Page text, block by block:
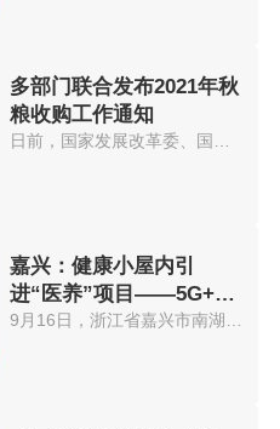
多部门联合发布2021年秋
粮收购工作通知
嘉兴：健康小屋内引
进“医养”项目——5G+云
诊室